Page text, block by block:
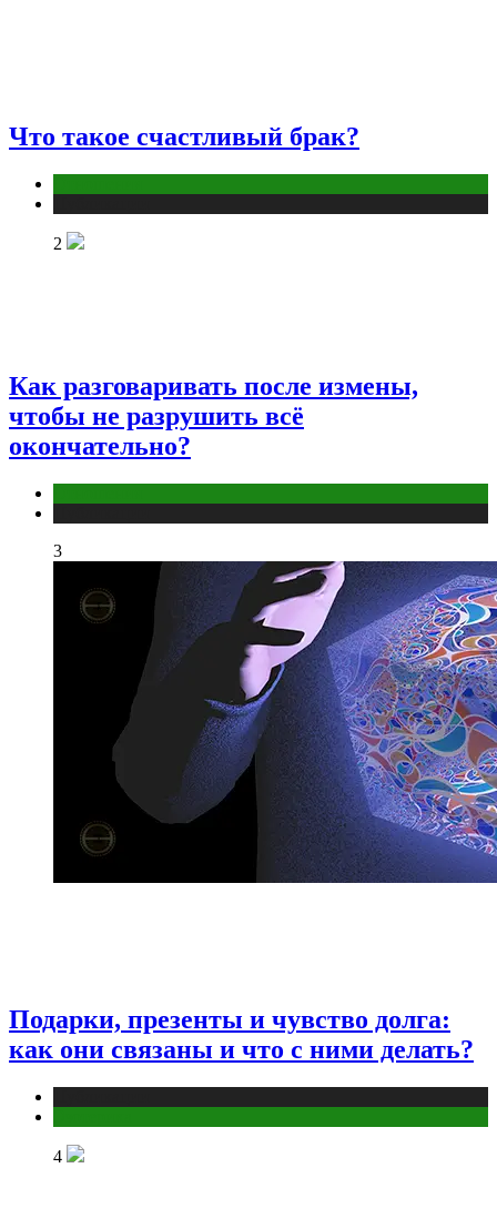
Что такое счастливый брак?
2
Как разговаривать после измены,
чтобы не разрушить всё
окончательно?
3
Подарки, презенты и чувство долга:
как они связаны и что с ними делать?
4